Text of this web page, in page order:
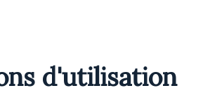
d'utilisation